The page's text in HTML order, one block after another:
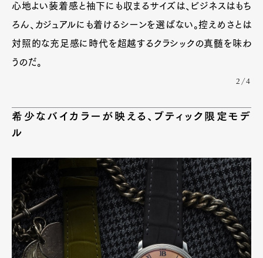
心地よい装着感と袖下にも収まるサイズは、ビジネスはもち
ろん、カジュアルにも着けるシーンを選ばない。控えめさとは
対照的な充足感に時代を超越するクラシックの真髄を味わ
うのだ。
2/4
希少なバイカラーが映える、ブティック限定モデ
ル